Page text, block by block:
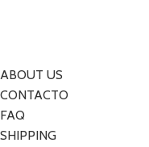
ABOUT US
CONTACTO
FAQ
SHIPPING